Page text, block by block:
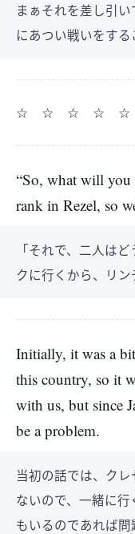
まぁそれを差し引
にあつい戦いをする
☆ ☆ ☆ ☆ ☆
“So, what will you
rank in Rezel, so
「それで、二人は
クに行くから、リン
Initially, it was a
this country, so it
with us, but since
be a problem.
当初の話では、ク
ないので、一緒に
もいるのであれば問